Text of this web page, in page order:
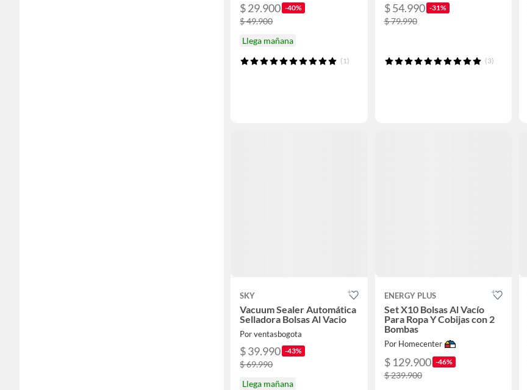
$ 29.900 -40%
$ 49.900
Llega mañana
(1)
$ 54.990 -31%
$ 79.990
(3)
SKY
Vacuum Sealer Automática
Selladora Bolsas Al Vacio
Por ventasbogota
$ 39.990 -43%
$ 69.990
Llega mañana
ENERGY PLUS
Set X10 Bolsas Al Vacío
Para Ropa Y Cobijas con 2
Bombas
Por Homecenter
$ 129.900 -46%
$ 239.900